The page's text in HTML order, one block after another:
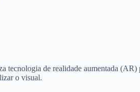
de realidade aumentada
o visual.